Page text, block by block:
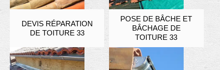
DEVIS RÉPARATION
DE TOITURE 33
POSE DE BÂCHE ET
BÂCHAGE DE
TOITURE 33